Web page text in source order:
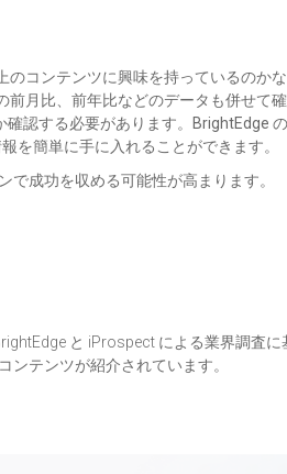
のコンテンツに興味を持っているのか
月比、前年比などのデータも併せて確
認する必要があります。BrightEdge
を簡単に手に入れることができます。
成功を収める可能性が高まります。
と iProspect による業界調査に
テンツが紹介されています。